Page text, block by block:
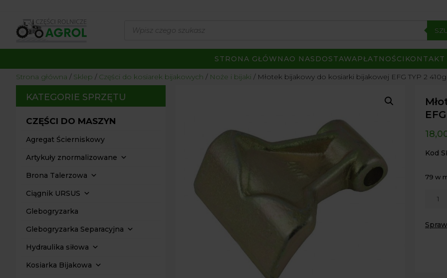
produktów
STRONA GŁÓWNAO NAS DOSTAWAPŁATNOŚCI KONTAKT
Strona główna / Sklep / Części do kosiarek bijakowych / Noże i bijaki / Młotek bijakowy do kosiarki bijakowej EFG TYP 2 410g
KATEGORIE SPRZĘTU
CZĘŚCI DO MASZYN
Agregat Ścierniskowy
Artykuły znormalizowane
Brona Talerzowa
Ciągnik URSUS
Glebogryzarka
Glebogryzarka Separacyjna
Hydraulika siłowa
Kosiarka Bijakowa
Kod
79 w
do